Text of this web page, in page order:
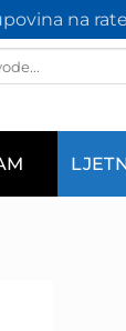
na rate